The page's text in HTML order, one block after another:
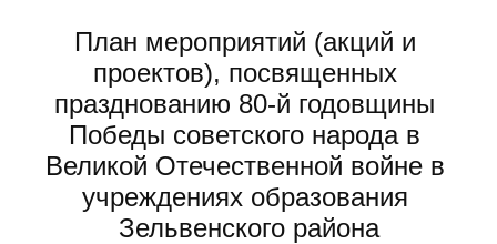
План мероприятий (акций и
проектов), посвященных
празднованию 80-й годовщины
Победы советского народа в
Великой Отечественной войне в
учреждениях образования
Зельвенского района